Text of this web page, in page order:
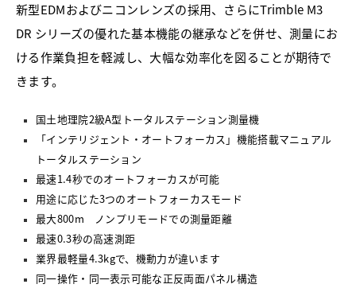
新型EDMおよびニコンレンズの採用、さらにTrimble M3
DR シリーズの優れた基本機能の継承などを併せ、測量にお
ける作業負担を軽減し、大幅な効率化を図ることが期待で
きます。
国土地理院2級A型トータルステーション測量機
「インテリジェント・オートフォーカス」機能搭載マニュアル
トータルステーション
最速1.4秒でのオートフォーカスが可能
用途に応じた3つのオートフォーカスモード
最大800m ノンプリモードでの測量距離
最速0.3秒の高速測距
業界最軽量4.3kgで、機動力が違います
同一操作・同一表示可能な正反両面パネル構造